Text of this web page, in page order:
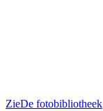
ZieDe fotobibliotheek